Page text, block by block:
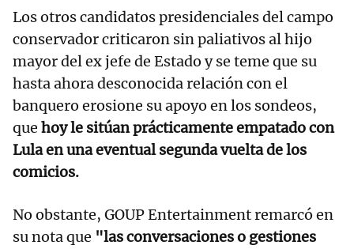
Los otros candidatos presidenciales del campo
conservador criticaron sin paliativos al hijo
mayor del ex jefe de Estado y se teme que su
hasta ahora desconocida relación con el
banquero erosione su apoyo en los sondeos,
que hoy le sitúan prácticamente empatado con
Lula en una eventual segunda vuelta de los
comicios.
No obstante, GOUP Entertainment remarcó en
su nota que "las conversaciones o gestiones